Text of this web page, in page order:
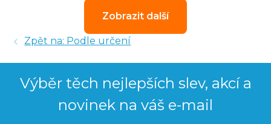
Zobrazit další
Zpět na: Podle určení
Výběr těch nejlepších slev, akcí a
novinek na váš e-mail